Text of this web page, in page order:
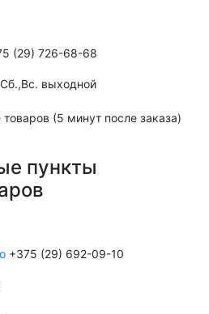
(29) 726-68-68
выходной
(5 минут после заказа)
пункты
+375 (29) 692-09-10